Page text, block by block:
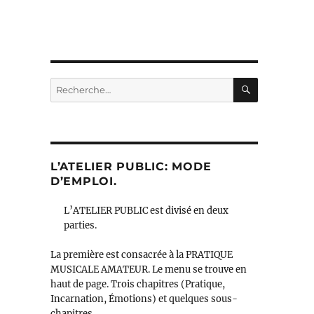
Recherche
pour :
L’ATELIER PUBLIC: MODE
D’EMPLOI.
L’ATELIER PUBLIC est divisé en deux
parties.
La première est consacrée à la PRATIQUE
MUSICALE AMATEUR. Le menu se trouve en
haut de page. Trois chapitres (Pratique,
Incarnation, Émotions) et quelques sous-